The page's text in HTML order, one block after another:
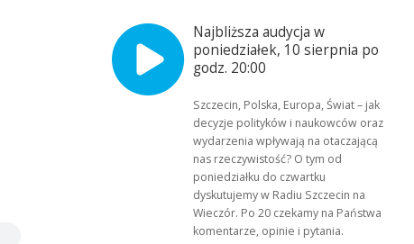
Najbliższa audycja w
poniedziałek, 10 sierpnia po
godz. 20:00
Szczecin, Polska, Europa, Świat – jak
decyzje polityków i naukowców oraz
wydarzenia wpływają na otaczającą
nas rzeczywistość? O tym od
poniedziałku do czwartku
dyskutujemy w Radiu Szczecin na
Wieczór. Po 20 czekamy na Państwa
komentarze, opinie i pytania.